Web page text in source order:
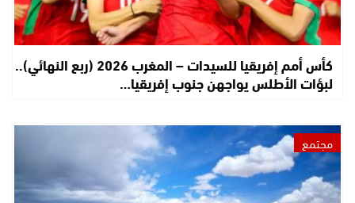
كأس أمم إفريقيا للسيدات – المغرب 2026 (ربع النهائي)..
لبؤات الأطلس يواجهن جنوب إفريقيا…
مجتمع